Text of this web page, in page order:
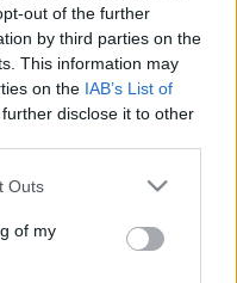
out of the further
by third parties on the
This information may
on the IAB’s List of
disclose it to other
Outs
of my
an den
Themen
bitte zunächst im
Spielaccount
Wir freuen uns
Forum!